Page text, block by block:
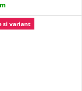
si variant